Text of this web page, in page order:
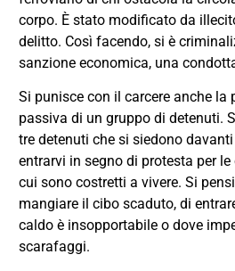
corpo. È stato modificato da
delitto. Così facendo, si è
sanzione economica, una
Si punisce con il carcere anche la
passiva di un gruppo di detenuti.
tre detenuti che si siedono
entrarvi in segno di protesta per
cui sono costretti a vivere. Si
mangiare il cibo scaduto, di
caldo è insopportabile o dove
scarafaggi.